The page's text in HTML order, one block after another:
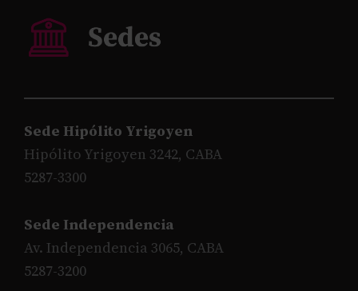
Sede Hipólito Yrigoyen
Hipólito Yrigoyen 3242, CABA
5287-3300
Sede Independencia
Av. Independencia 3065, CABA
5287-3200